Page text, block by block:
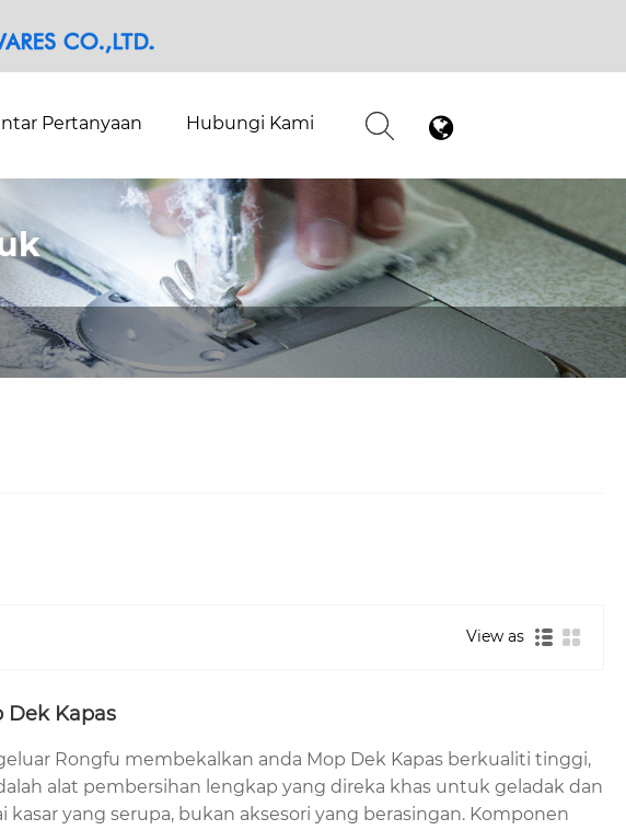
Pertanyaan Hubungi Kami
pemegang tahan lama dan sambungan kepala mop yang
frekuensi tinggi. Selain itu, kami mematuhi piawaian kawalan
daripada benang kapas premium yang menawarkan
seperti kayu dan jubin, sementara masih tahan terhadap
diri dengan permukaan yang berbeza. Kami menawarkan
kilang langsung, kami boleh memberikan harga borong yang
View as
Dek Kapas
Rongfu membekalkan anda Mop Dek Kapas berkualiti tinggi,
alat pembersihan lengkap yang direka khas untuk geladak dan
kasar yang serupa, bukan aksesori yang berasingan. Komponen